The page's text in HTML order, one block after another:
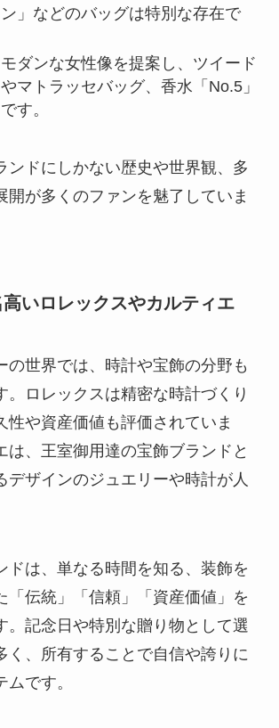
」などのバッグは特別な存在で
ダンな女性像を提案し、ツイード
マトラッセバッグ、香水「No.5」
す。
ンドにしかない歴史や世界観、多
開が多くのファンを魅了していま
いロレックスやカルティエ
の世界では、時計や宝飾の分野も
。ロレックスは精密な時計づくり
性や資産価値も評価されていま
は、王室御用達の宝飾ブランドと
デザインのジュエリーや時計が人
ドは、単なる時間を知る、装飾を
「伝統」「信頼」「資産価値」を
。記念日や特別な贈り物として選
く、所有することで自信や誇りに
です。